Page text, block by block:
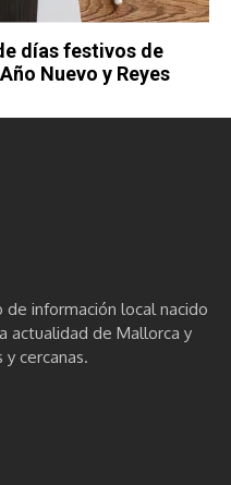
días festivos de
Nuevo y Reyes
información local nacido
actualidad de Mallorca y
cercanas.